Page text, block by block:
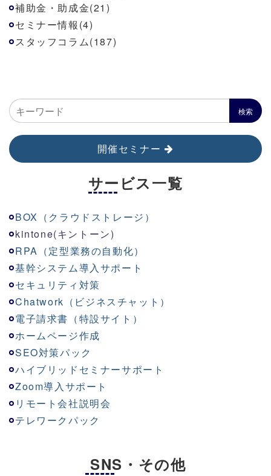
補助金・助成金(21)
セミナー情報(4)
スタッフコラム(187)
開催セミナー
サービス一覧
BOX（クラウドストレージ）
kintone(キントーン)
RPA（定型業務の自動化）
基幹システム導入サポート
セキュリティ対策
Chatwork（ビジネスチャット）
電子請求書（特設サイト）
ホームページ作成
SEO対策パック
ハイブリッドセミナーサポート
Zoom導入サポート
リモート会社説明会
テレワークパック
SNS・その他